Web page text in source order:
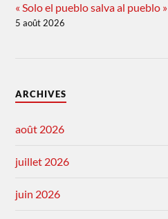
« Solo el pueblo salva al pueblo »
5 août 2026
ARCHIVES
août 2026
juillet 2026
juin 2026